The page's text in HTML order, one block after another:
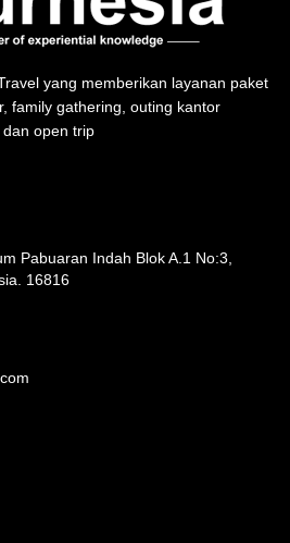
yang memberikan layanan paket
family gathering, outing kantor
open trip
Pabuaran Indah Blok A.1 No:3,
16816